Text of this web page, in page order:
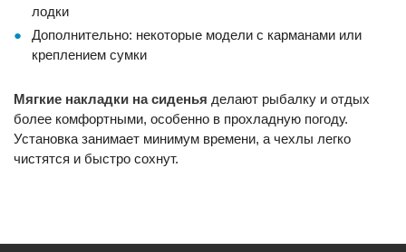
лодки
Дополнительно: некоторые модели с карманами или
креплением сумки
Мягкие накладки на сиденья делают рыбалку и отдых
более комфортными, особенно в прохладную погоду.
Установка занимает минимум времени, а чехлы легко
чистятся и быстро сохнут.